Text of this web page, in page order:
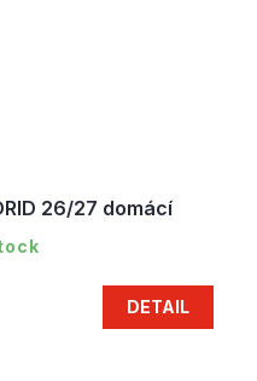
26/27 domácí
DETAIL